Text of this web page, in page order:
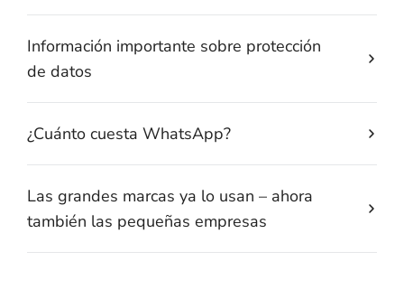
Información importante sobre protección
de datos
¿Cuánto cuesta WhatsApp?
Las grandes marcas ya lo usan – ahora
también las pequeñas empresas